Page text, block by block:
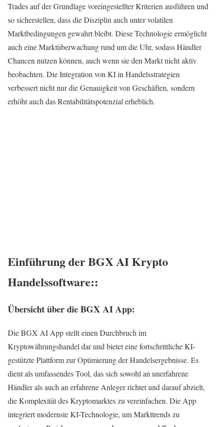
Trades auf der Grundlage voreingestellter Kriterien ausführen und
so sicherstellen, dass die Disziplin auch unter volatilen
Marktbedingungen gewahrt bleibt. Diese Technologie ermöglicht
auch eine Marktüberwachung rund um die Uhr, sodass Händler
Chancen nutzen können, auch wenn sie den Markt nicht aktiv
beobachten. Die Integration von KI in Handelsstrategien
verbessert nicht nur die Genauigkeit von Geschäften, sondern
erhöht auch das Rentabilitätspotenzial erheblich.
Einführung der BGX AI Krypto
Handelssoftware::
Übersicht über die BGX AI App:
Die BGX AI App stellt einen Durchbruch im
Kryptowährungshandel dar und bietet eine fortschrittliche KI-
gestützte Plattform zur Optimierung der Handelsergebnisse. Es
dient als umfassendes Tool, das sich sowohl an unerfahrene
Händler als auch an erfahrene Anleger richtet und darauf abzielt,
die Komplexität des Kryptomarktes zu vereinfachen. Die App
integriert modernste KI-Technologie, um Markttrends zu